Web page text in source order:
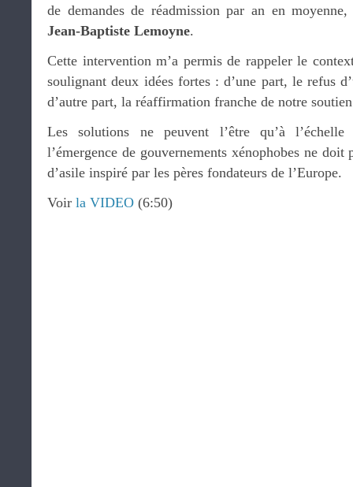
de demandes de réadmission par an en
Jean-Baptiste Lemoyne.
Cette intervention m’a permis de rappeler le
soulignant deux idées fortes : d’une part, le refus
d’autre part, la réaffirmation franche de notre
Les solutions ne peuvent l’être qu’à
l’émergence de gouvernements xénophobes ne
d’asile inspiré par les pères fondateurs de l’Europe.
Voir la VIDEO (6:50)